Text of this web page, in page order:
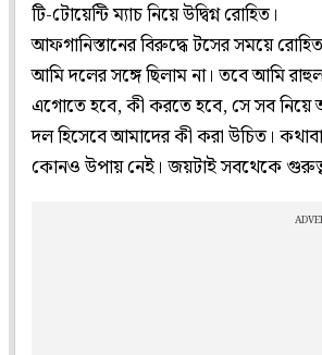
টি-টোয়েন্টি ম্যাচ নিয়ে উদ্বিগ্ন রোহিত।
আফগানিস্তানের বিরুদ্ধে টসের সময়ে
আমি দলের সঙ্গে ছিলাম না। তবে আমি
এগোতে হবে, কী করতে হবে, সে সব
দল হিসেবে আমাদের কী করা উচিত।
কোনও উপায় নেই। জয়টাই সবথেকে